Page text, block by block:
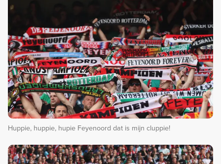
Huppie, huppie, hupie Feyenoord dat is mijn cluppie!